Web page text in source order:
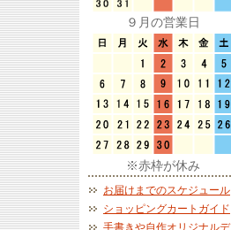
９月の営業日
※赤枠が休み
お届けまでのスケジュール
ショッピングカートガイド